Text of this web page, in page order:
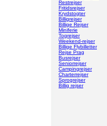
Restrejser
Fritidsrejser
Krydstogter
Billigrejser
Billige Rejser
Miniferie
Togrejser
Weekend-rejser
Billige Flybilletter
Rejse Prag
Busrejser
Seniorrejser
Campingrejser
Charterrejser
Sprogrejser
Billig rejser